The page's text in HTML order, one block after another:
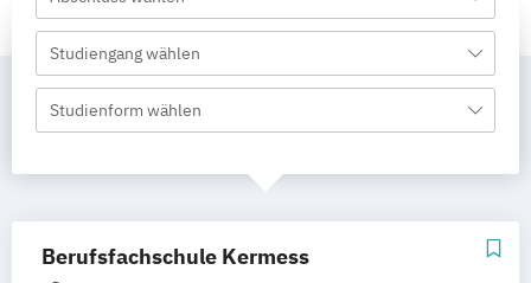
Studiengang wählen
Studienform wählen
Berufsfachschule Kermess